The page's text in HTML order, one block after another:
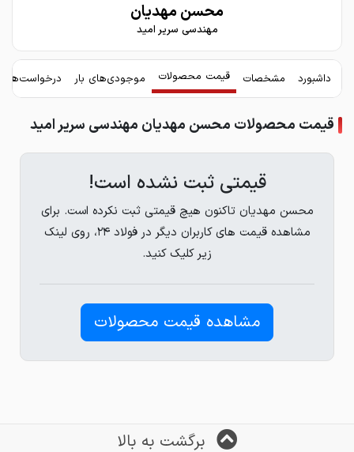
محسن مهدیان
مهندسی سریر امید
داشبورد مشخصات قیمت محصولات موجودی‌های بار
قیمت محصولات محسن مهدیان مهندسی سریر امید
قیمتی ثبت نشده است!
محسن مهدیان تاکنون هیچ قیمتی ثبت نکرده است. برای
مشاهده قیمت های کاربران دیگر در فولاد ۲۴، روی لینک
زیر کلیک کنید.
مشاهده قیمت محصولات
برگشت به بالا